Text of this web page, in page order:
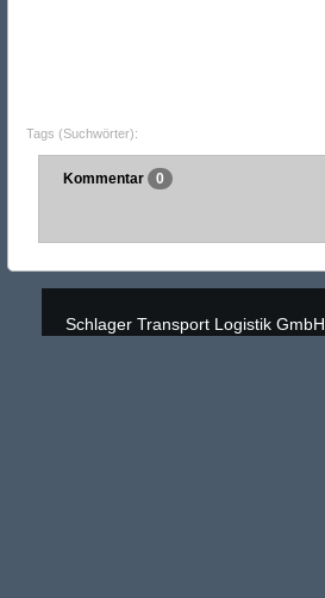
Tags (Suchwörter):
Kommentar 0
Schlager Transport Logistik GmbH